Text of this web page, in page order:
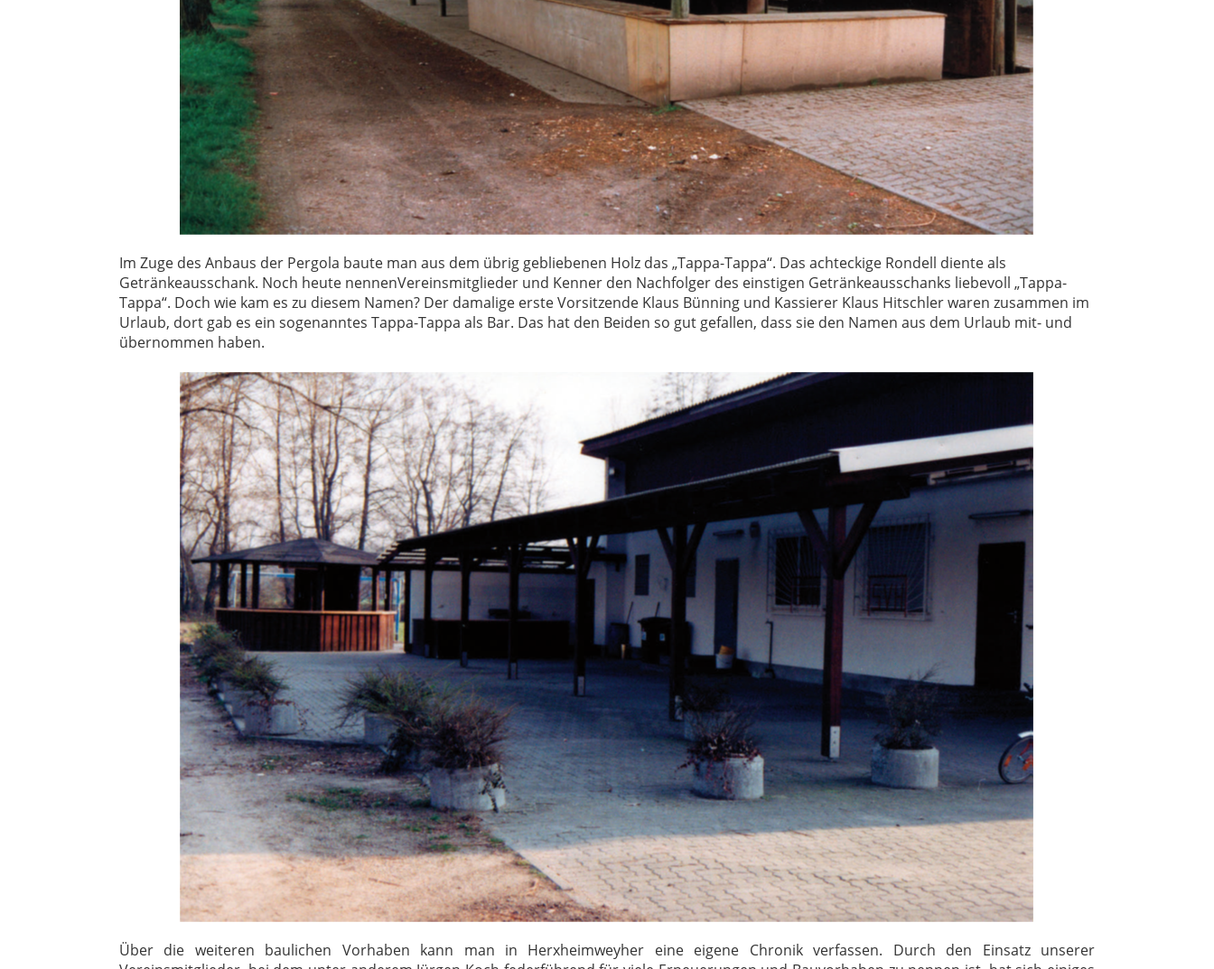
Im Zuge des Anbaus der Pergola baute man aus dem übrig gebliebenen Holz das „Tappa-Tappa“. Das achteckige Rondell diente als
Getränkeausschank. Noch heute nennenVereinsmitglieder und Kenner den Nachfolger des einstigen Getränkeausschanks liebevoll „Tappa-
Tappa“. Doch wie kam es zu diesem Namen? Der damalige erste Vorsitzende Klaus Bünning und Kassierer Klaus Hitschler waren zusammen im
Urlaub, dort gab es ein sogenanntes Tappa-Tappa als Bar. Das hat den Beiden so gut gefallen, dass sie den Namen aus dem Urlaub mit- und
übernommen haben.
Über die weiteren baulichen Vorhaben kann man in Herxheimweyher eine eigene Chronik verfassen. Durch den Einsatz unserer